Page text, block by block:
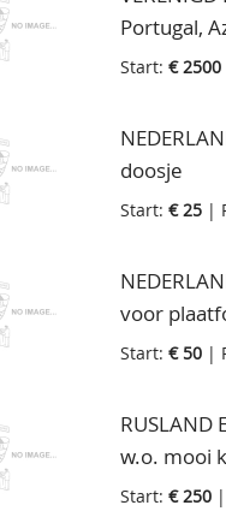
Portugal,
als zo van
Start: € 2500
doosje
Start: € 25 |
voor
Start: € 50 |
RUSLAND
w.o. mooi
doosje
Start: € 250